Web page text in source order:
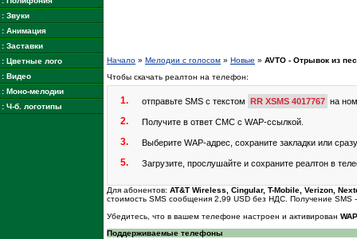
: Звуки
: Анимация
: Заставки
: Цветные лого
: Видео
: Моно-мелодии
: Ч-б. логотипы
Начало » Мелодии с голосом » Новые » AVTO - Отрывок из
Чтобы скачать реалтон на телефон:
1. отправьте SMS с текстом RR XSMS 4017767 на
2. Получите в ответ СМС с WAP-ссылкой.
3. Выберите WAP-адрес, сохраните закладки или
5. Загрузите, прослушайте и сохраните реалтон в
Для абонентов: AT&T Wireless, Cingular, T-Mobile, Verizon,
стоимость SMS сообщения 2,99 USD без НДС. Получение SMS
Убедитесь, что в вашем телефоне настроен и активирован WAP
Поддерживаемые телефоны